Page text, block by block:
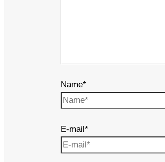
Name*
E-mail*